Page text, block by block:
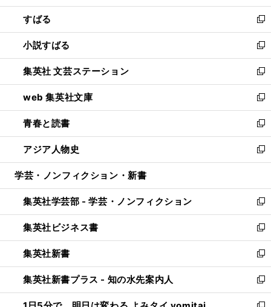
開
く
ウ
で
開
く
ン
ド
ウ
で
開
く
すばる
新
し
い
ウ
ィ
ン
ド
ウ
で
開
く
小説すばる
新
し
い
ウ
ィ
ン
ド
ウ
で
開
集英社 文芸ステーション
新
し
い
ウ
ィ
ン
ド
ウ
開
く
web 集英社文庫
新
し
い
ウ
ィ
ン
ウ
で
開
く
青春と読書
新
し
い
ウ
ン
ド
ウ
で
開
く
アジア人物史
新
し
ウ
ィ
ン
ド
ウ
で
開
く
学芸・ノンフィクション・新書
集英社学芸部 - 学芸・ノンフィクション
新
し
い
ウ
ィ
ン
ド
ウ
集英社ビジネス書
新
し
い
ウ
ィ
ン
集英社新書
新
し
い
ウ
集英社新書プラス - 知の水先案内人
新
し